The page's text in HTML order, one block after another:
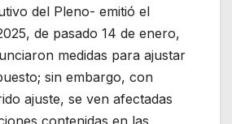
del Pleno- emitió el
de pasado 14 de enero,
medidas para ajustar
sin embargo, con
ajuste, se ven afectadas